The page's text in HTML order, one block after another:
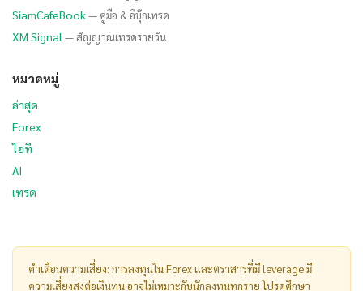
SiamCafeBook— คู่มือ & อีบุ๊กเทรด
XM Signal — สัญญาณเทรดรายวัน
หมวดหมู่
ล่าสุด
Forex
ไอที
AI
เทรด
คำเตือนความเสี่ยง: การลงทุนใน Forex และตราสารที่มี leverage มี
ความเสี่ยงสูงต่อเงินทุน อาจไม่เหมาะกับนักลงทุนทุกราย โปรดศึกษา